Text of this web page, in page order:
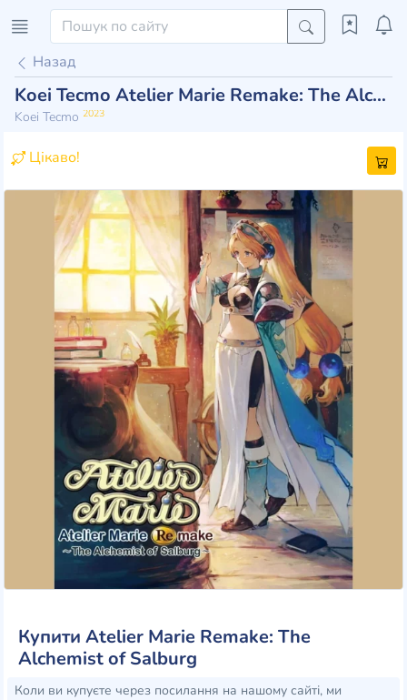
Назад
Koei Tecmo Atelier Marie Remake: The Alchemist of Salburg
Koei Tecmo 2023
Цікаво!
Купити Atelier Marie Remake: The
Alchemist of Salburg
Коли ви купуєте через посилання на нашому сайті, ми